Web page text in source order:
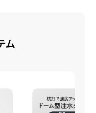
ム
ん